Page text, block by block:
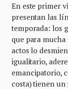
En este primer
presentan las
temporada: los
que para
actos lo
igualitario,
emancipatorio,
costa) tienen